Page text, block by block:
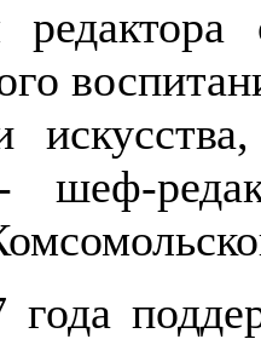
года